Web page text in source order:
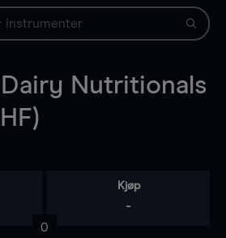
Nutritionals
Kjøp
-
0